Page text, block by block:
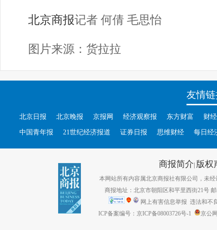
北京商报记者 何倩 毛思怡
图片来源：货拉拉
友情
北京日报 北京晚报 京报网 经济观察报 东方财富 财
中国青年报 21世纪经济报道 证券日报 思维财经 每日经
商报简介| 版权
本网站所有内容属北京商报社有限公司，未经
商报地址：北京市朝阳区和平里西街21号
网上有害信息举报 违法和不
ICP备案编号：京ICP备08003726号-1
京公